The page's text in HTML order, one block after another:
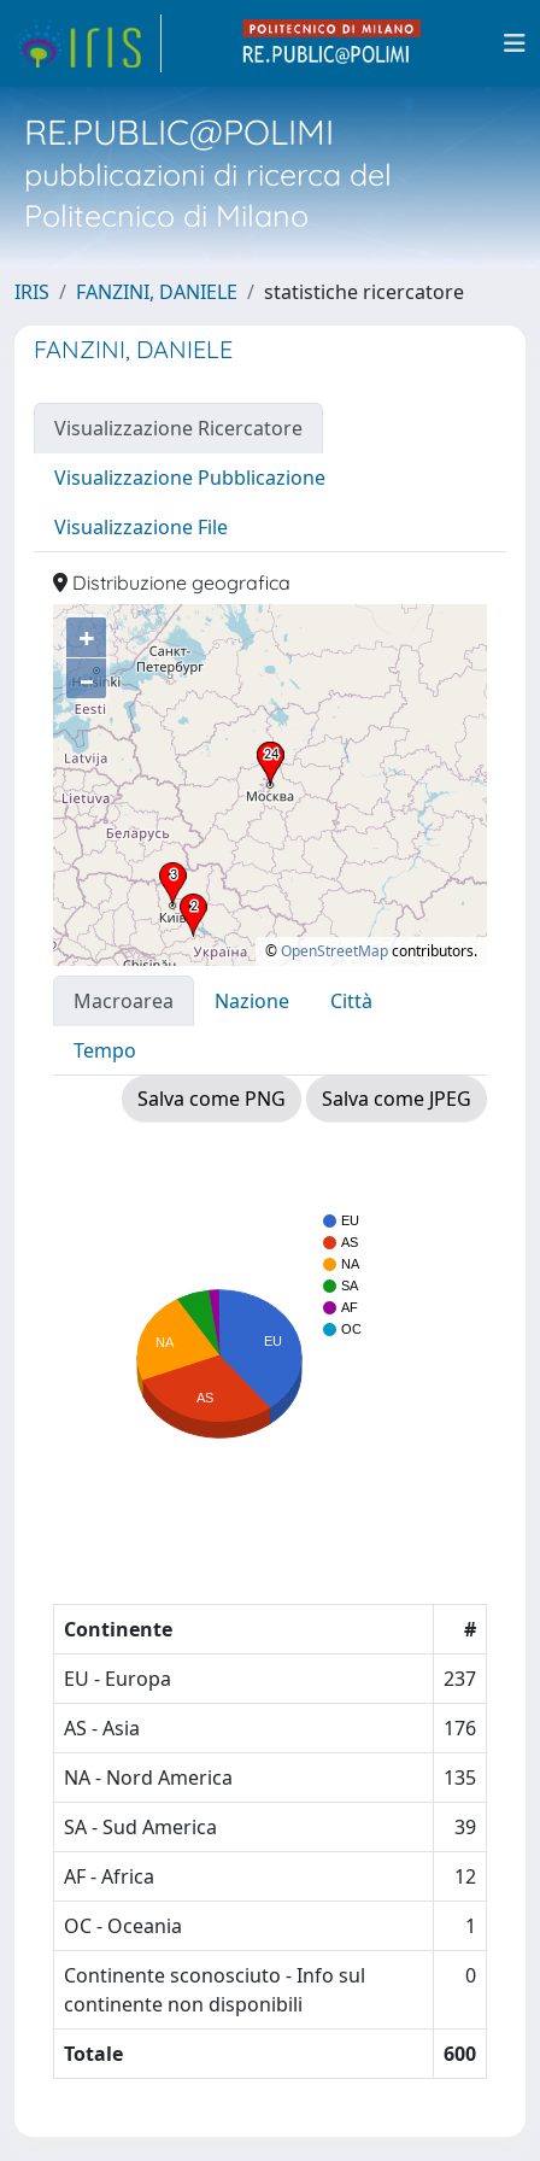
RE.PUBLIC@POLIMI
pubblicazioni di ricerca del
Politecnico di Milano
IRIS FANZINI, DANIELE statistiche ricercatore
FANZINI, DANIELE
Visualizzazione Ricercatore
Visualizzazione Pubblicazione
Visualizzazione File
Distribuzione geografica
+
–
©OpenStreetMapcontributors.
Macroarea Nazione
Città
Tempo
Salva come PNG
Salva come JPEG
EU
AS
NA
SA
AF
OC
EU
NA
AS
Continente
#
EU - Europa
237
AS - Asia
176
NA - Nord America
135
SA - Sud America
39
AF - Africa
12
OC - Oceania
1
Continente sconosciuto - Info sul
continente non disponibili
0
Totale 600